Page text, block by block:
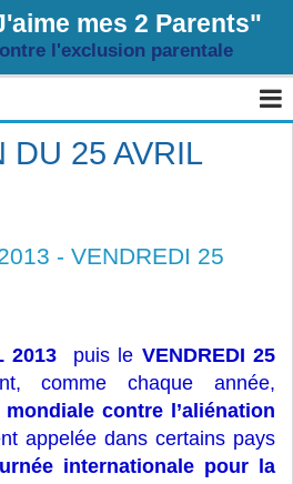
mes 2 Parents"
l'exclusion parentale
DU 25 AVRIL
- VENDREDI 25
2013 puis le VENDREDI 25
comme chaque année,
mondiale contre l’aliénation
appelée dans certains pays
internationale pour la